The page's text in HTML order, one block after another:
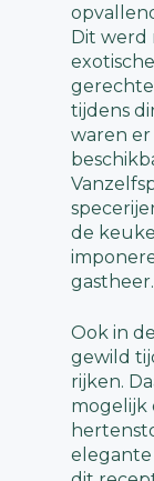
Dit werd
tijdens
waren
de
gastheer.
Ook in
gewild
rijken.
mogelijk